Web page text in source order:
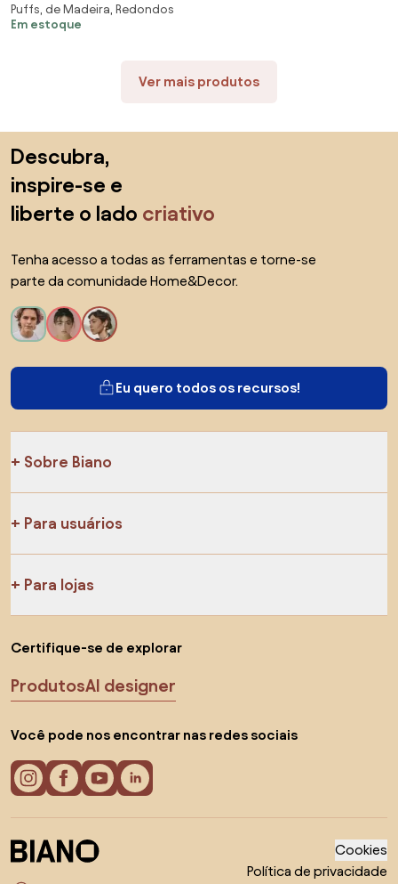
Corano Telha - Sheep
Estofados - Terracota
Puffs, de Madeira, Redondos
Em estoque
Ver mais produtos
Descubra,
inspire-se e
liberte o lado criativo
Tenha acesso a todas as ferramentas e torne-se
parte da comunidade Home&Decor.
Eu quero todos os recursos!
Sobre Biano
Para usuários
Para lojas
Certifique-se de explorar
ProdutosAI designer
Você pode nos encontrar nas redes sociais
Cookies
Política de privacidade